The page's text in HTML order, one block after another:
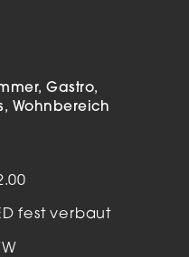
Gastro
Wohnbereich
fest verbaut